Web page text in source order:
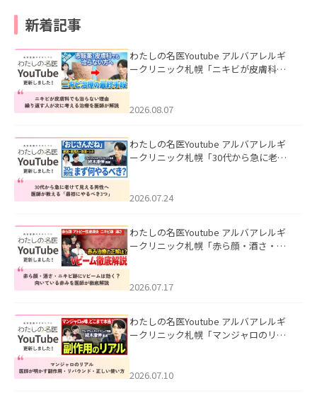
新着記事
わたしの名医Youtube アルバアレルギ
ークリニック札幌「ニキビが皮膚科で
ました。
2026.08.07
わたしの名医Youtube アルバアレルギ
ークリニック札幌「30代から急に老け
た。
2026.07.24
わたしの名医Youtube アルバアレルギ
ークリニック札幌「赤ら顔・酒さ・ニ
した。
2026.07.17
わたしの名医Youtube アルバアレルギ
ークリニック札幌「マンジャロのリア
た。
2026.07.10